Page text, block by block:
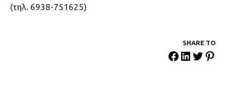
(τηλ. 6938-751625)
SHARE ΤΟ